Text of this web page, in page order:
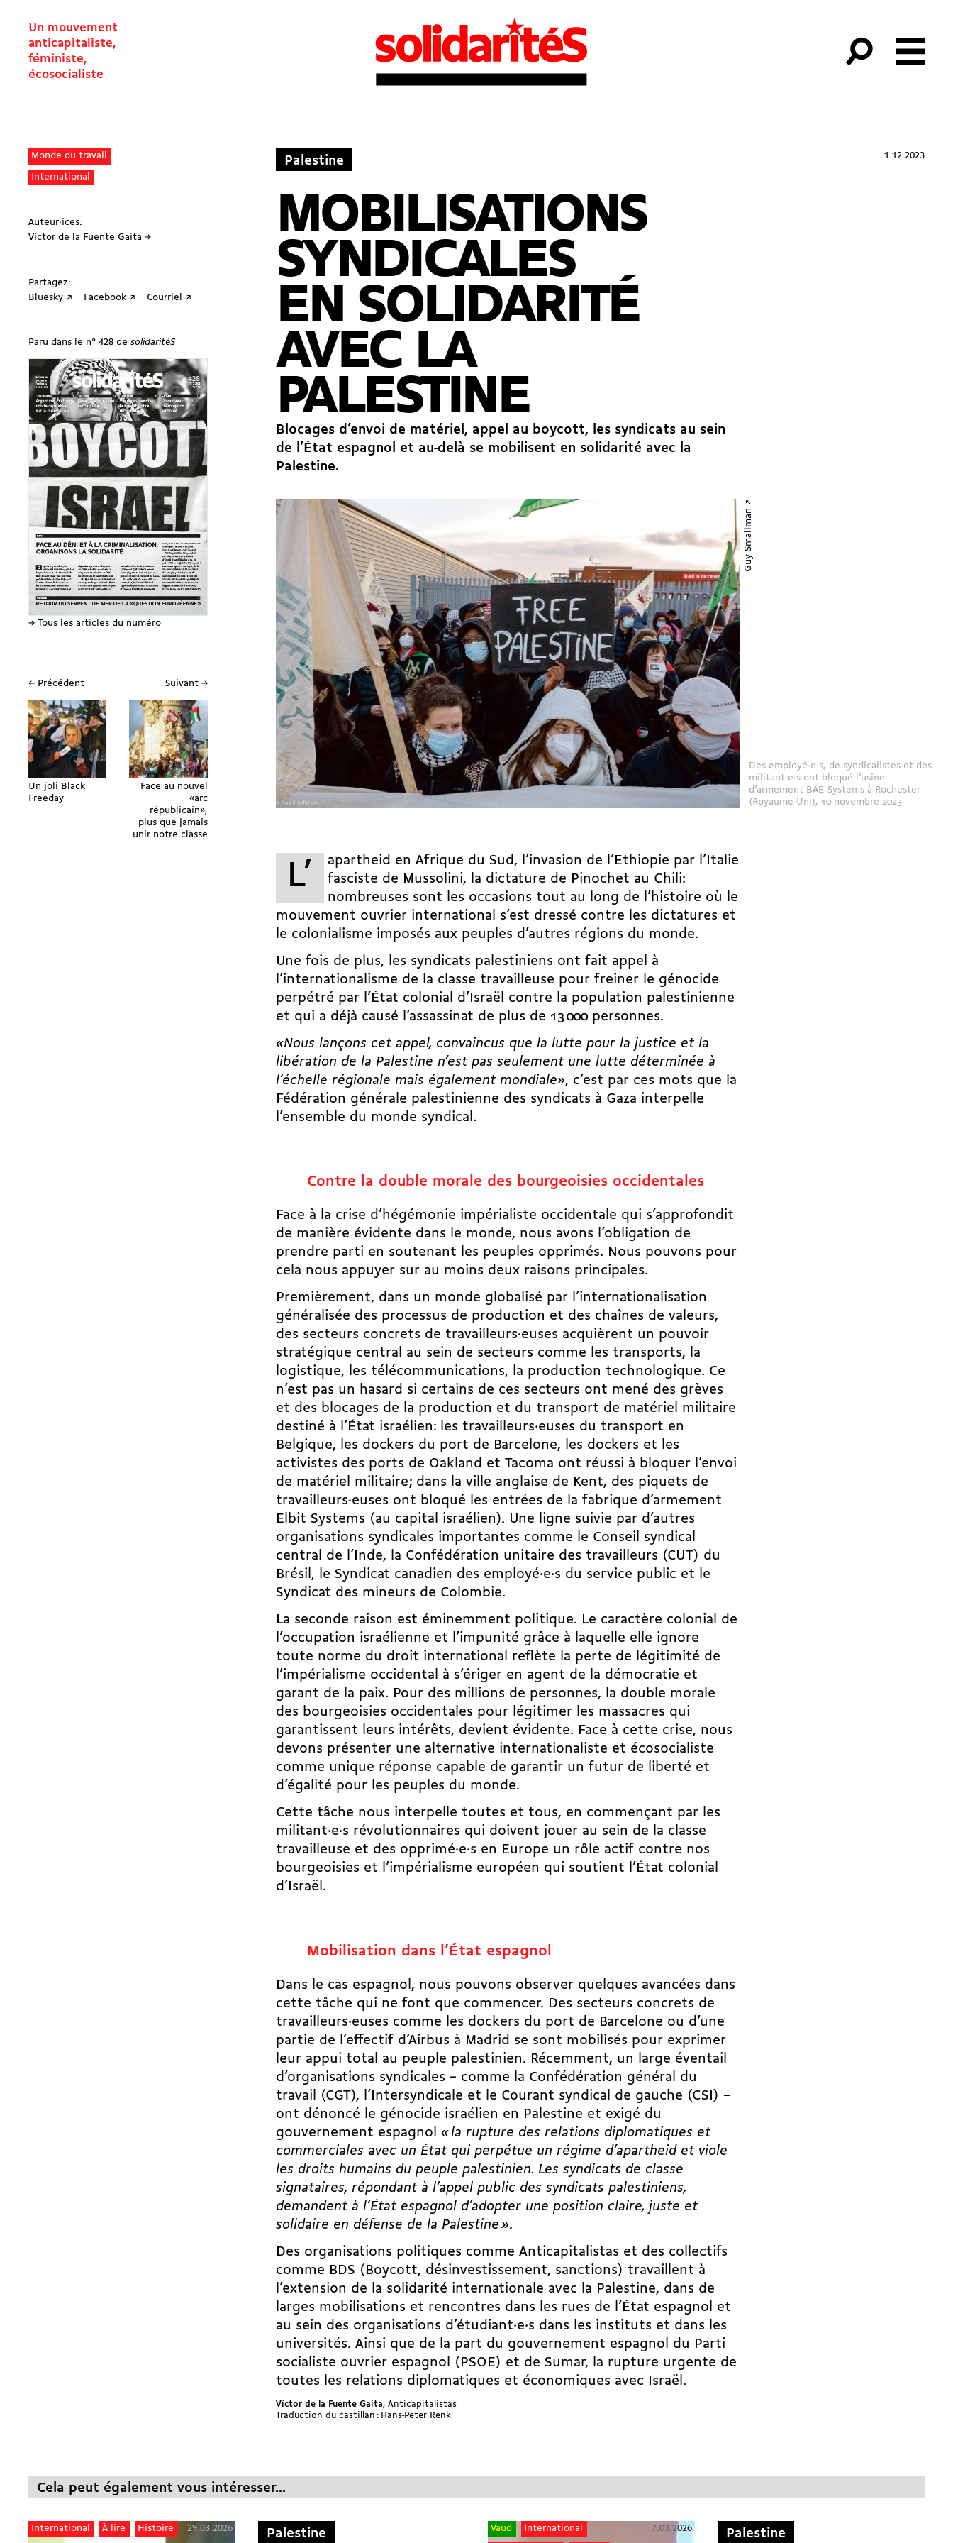
Un mouvement
anticapitaliste,
féministe,
écosocialiste
Monde du travail
International
Auteur·ices:
Víctor de la Fuente Gaita →
Partagez:
Bluesky ↗
Facebook ↗ Courriel ↗
Paru dans le n° 428 de solidaritéS
→ Tous les articles du numéro
← Précédent
Un joli Black
Freeday
Suivant →
Face au nouvel
«arc
républicain»,
plus que jamais
unir notre classe
1.12.2023
Palestine
MOBILISATIONS
SYNDICALES
EN SOLIDARITÉ
AVEC LA
PALESTINE
Blocages d’envoi de matériel, appel au boycott, les syndicats au sein
de l’État espagnol et au-delà se mobilisent en solidarité avec la
Palestine.
Des employé·e·s, de syndicalistes et des
militant·e·s ont bloqué l’usine
d’armement BAE Systems à Rochester
(Royaume-Uni), 10 novembre 2023
Guy Smallman ↗
L’
apartheid en Afrique du Sud, l’invasion de l’Ethiopie par l’Italie
fasciste de Mussolini, la dictature de Pinochet au Chili:
nombreuses sont les occasions tout au long de l’histoire où le
mouvement ouvrier international s’est dressé contre les dictatures et
le colonialisme imposés aux peuples d’autres régions du monde.
Une fois de plus, les syndicats palestiniens ont fait appel à
l’internationalisme de la classe travailleuse pour freiner le génocide
perpétré par l’État colonial d’Israël contre la population palestinienne
et qui a déjà causé l’assassinat de plus de 13 000 personnes.
«Nous lançons cet appel, con­vaincus que la lutte pour la justice et la
libération de la Palestine n’est pas seulement une lutte déterminée à
l’échelle régionale mais également mondiale», c’est par ces mots que la
Fédération générale palestinienne des syndicats à Gaza interpelle
l’ensemble du monde syndical.
Contre la double morale des bourgeoisies occidentales
Face à la crise d’hégémonie impérialiste occidentale qui s’approfondit
de manière évidente dans le monde, nous avons l’obligation de
prendre parti en soutenant les peuples opprimés. Nous pouvons pour
cela nous appuyer sur au moins deux raisons principales.
Premièrement, dans un monde globalisé par l’internationalisation
généralisée des processus de production et des chaînes de valeurs,
des secteurs concrets de travailleurs·euses acquièrent un pouvoir
stratégique central au sein de secteurs comme les transports, la
logistique, les télécommunications, la production technologique. Ce
n’est pas un hasard si certains de ces secteurs ont mené des grèves
et des blocages de la production et du transport de matériel militaire
destiné à l’État israélien: les travailleurs·euses du transport en
Belgique, les dockers du port de Barcelone, les dockers et les
activistes des ports de Oakland et Tacoma ont réussi à bloquer l’envoi
de matériel militaire ; dans la ville anglaise de Kent, des piquets de
travailleurs·euses ont bloqué les entrées de la fabrique d’armement
Elbit Systems (au capital israélien). Une ligne suivie par d’autres
organisations syndicales importantes comme le Conseil syndical
central de l’Inde, la Confédération unitaire des travailleurs (CUT) du
Brésil, le Syndicat canadien des employé·e·s du service public et le
Syndicat des mineurs de Colombie.
La seconde raison est éminemment politique. Le caractère colonial de
l’occupation israélienne et l’impunité grâce à laquelle elle ignore
toute norme du droit international reflète la perte de légitimité de
l’impérialisme occidental à s’ériger en agent de la démocratie et
garant de la paix. Pour des millions de personnes, la double morale
des bourgeoisies occidentales pour légitimer les massacres qui
garantissent leurs intérêts, devient évidente. Face à cette crise, nous
devons présenter une alternative internationaliste et écosocialiste
comme unique réponse capable de garantir un futur de liberté et
d’égalité pour les peuples du monde.
Cette tâche nous interpelle toutes et tous, en commençant par les
militant·e·s révolutionnaires qui doivent jouer au sein de la classe
travailleuse et des opprimé·e·s en Europe un rôle actif contre nos
bourgeoisies et l’impérialisme européen qui soutient l’État colonial
d’Israël.
Mobilisation dans l’État espagnol
Dans le cas espagnol, nous pouvons observer quelques avancées dans
cette tâche qui ne font que commencer. Des secteurs concrets de
travailleurs·euses comme les dockers du port de Barcelone ou d’une
partie de l’effectif d’Airbus à Madrid se sont mobilisés pour exprimer
leur appui total au peuple palestinien. Récemment, un large éventail
d’organisations syndicales – comme la Confédération général du
travail (CGT), l’Intersyndicale et le Courant syndical de gauche (CSI) –
ont dénoncé le génocide israélien en Palestine et exigé du
gouvernement espagnol « la rupture des relations diplomatiques et
commerciales avec un État qui perpétue un régime d’apartheid et viole
les droits humains du peuple palestinien. Les syndicats de classe
signataires, répondant à l’appel public des syndicats palestiniens,
demandent à l’État espagnol d’adopter une position claire, juste et
solidaire en défense de la Palestine ».
Des organisations politiques comme Anticapitalistas et des collectifs
comme BDS (Boycott, désinvestissement, sanctions) travaillent à
l’extension de la solidarité internationale avec la Palestine, dans de
larges mobilisations et rencontres dans les rues de l’État espagnol et
au sein des organisations d’étudiant·e·s dans les instituts et dans les
universités. Ainsi que de la part du gouvernement espagnol du Parti
socialiste ouvrier espagnol (PSOE) et de Sumar, la rupture urgente de
toutes les relations diplomatiques et économiques avec Israël.
Víctor de la Fuente Gaita, Anticapitalistas
Traduction du castillan : Hans-Peter Renk
Cela peut également vous intéresser...
International À lire Histoire 29.03.2026 Palestine Vaud International 7.03.2026 Palestine